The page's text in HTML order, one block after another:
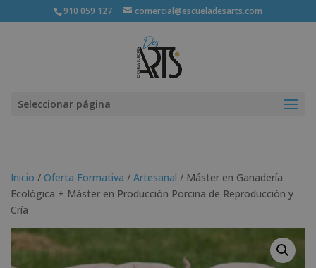
910 059 127 comercial@escueladesarts.com
Seleccionar página
Inicio / Oferta Formativa / Artesanal / Máster en Ganadería
Ecológica + Máster en Producción Porcina de Reproducción y
Cría